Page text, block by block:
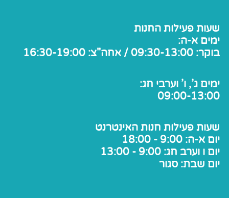
שעות פעילות החנות
ימים א-ה:
בוקר: 09:30-13:00 / אחה"צ: 16:30-19:00
ימים ג', ו' וערבי חג:
09:00-13:00
שעות פעילות חנות האינטרנט
יום א-ה: 9:00 - 18:00
יום ו וערב חג: 9:00 - 13:00
יום שבת: סגור